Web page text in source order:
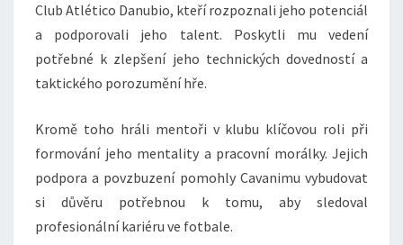
Club Atlético Danubio, kteří rozpoznali jeho potenciál
a podporovali jeho talent. Poskytli mu vedení
potřebné k zlepšení jeho technických dovedností a
taktického porozumění hře.
Kromě toho hráli mentoři v klubu klíčovou roli při
formování jeho mentality a pracovní morálky. Jejich
podpora a povzbuzení pomohly Cavanimu vybudovat
si důvěru potřebnou k tomu, aby sledoval
profesionální kariéru ve fotbale.